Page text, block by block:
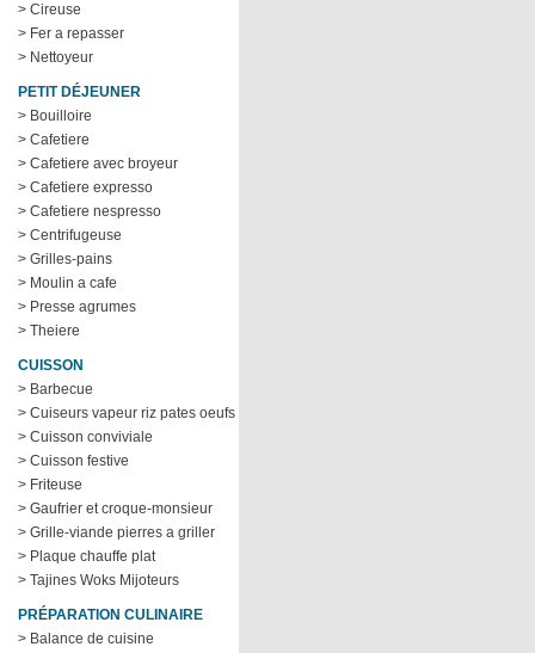
> Cireuse
> Fer a repasser
> Nettoyeur
PETIT DÉJEUNER
> Bouilloire
> Cafetiere
> Cafetiere avec broyeur
> Cafetiere expresso
> Cafetiere nespresso
> Centrifugeuse
> Grilles-pains
> Moulin a cafe
> Presse agrumes
> Theiere
CUISSON
> Barbecue
> Cuiseurs vapeur riz pates oeufs
> Cuisson conviviale
> Cuisson festive
> Friteuse
> Gaufrier et croque-monsieur
> Grille-viande pierres a griller
> Plaque chauffe plat
> Tajines Woks Mijoteurs
PRÉPARATION CULINAIRE
> Balance de cuisine